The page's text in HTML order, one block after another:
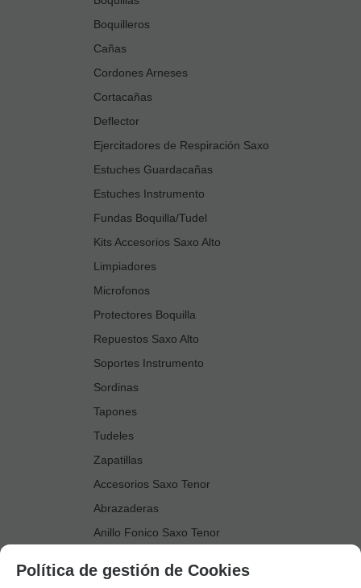
Boquilleros
Cañas
Cordones Arneses
Cortacañas
Deflector
Ejercitadores de Respiración Saxo
Estuches Guardacañas
Estuches Instrumento
Fundas Boquilla/Tudel
Kits Accesorios Saxo Alto
Limpiadores
Microfonos
Protectores Boquilla
Repuestos Saxo Alto
Soportes Instrumento
Sordinas
Tapones
Tudeles
Zapatillas
Accesorios Saxo Tenor
Abrazaderas
Anillo Fonico Saxo Tenor
Boquillas
Política de gestión de Cookies